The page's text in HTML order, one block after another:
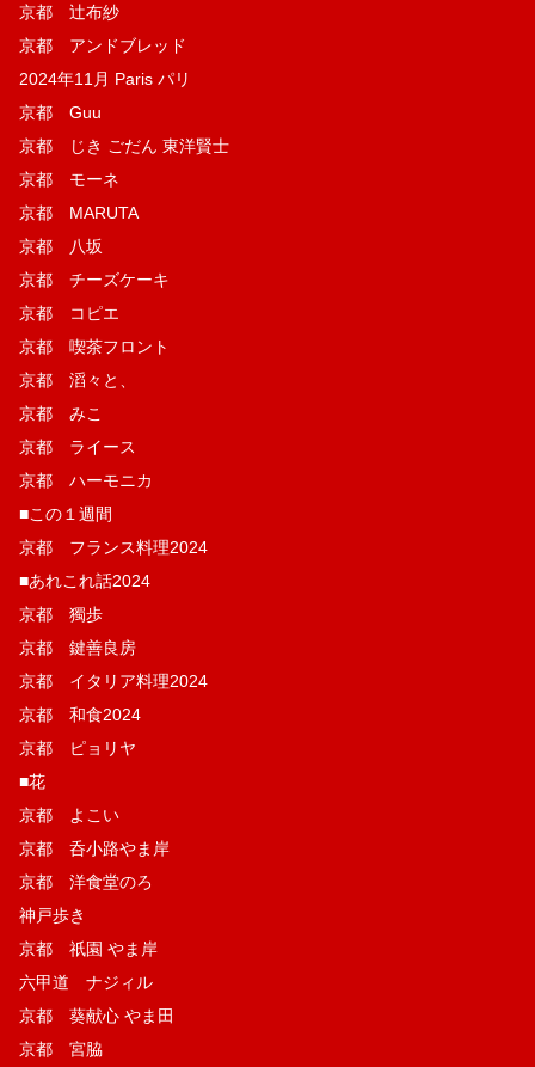
京都 辻布紗
京都 アンドブレッド
2024年11月 Paris パリ
京都 Guu
京都 じき ごだん 東洋賢士
京都 モーネ
京都 MARUTA
京都 八坂
京都 チーズケーキ
京都 コピエ
京都 喫茶フロント
京都 滔々と、
京都 みこ
京都 ライース
京都 ハーモニカ
■この１週間
京都 フランス料理2024
■あれこれ話2024
京都 獨歩
京都 鍵善良房
京都 イタリア料理2024
京都 和食2024
京都 ピョリヤ
■花
京都 よこい
京都 呑小路やま岸
京都 洋食堂のろ
神戸歩き
京都 祇園 やま岸
六甲道 ナジィル
京都 葵献心 やま田
京都 宮脇